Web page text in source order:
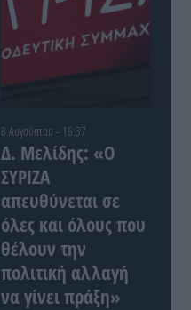
8 Αυγούστου - 16:37
Δ. Μελίδης: «Ο
ΣΥΡΙΖΑ
απευθύνεται σε
όλες και όλους που
θέλουν την
πολιτική αλλαγή
να γίνει πράξη»